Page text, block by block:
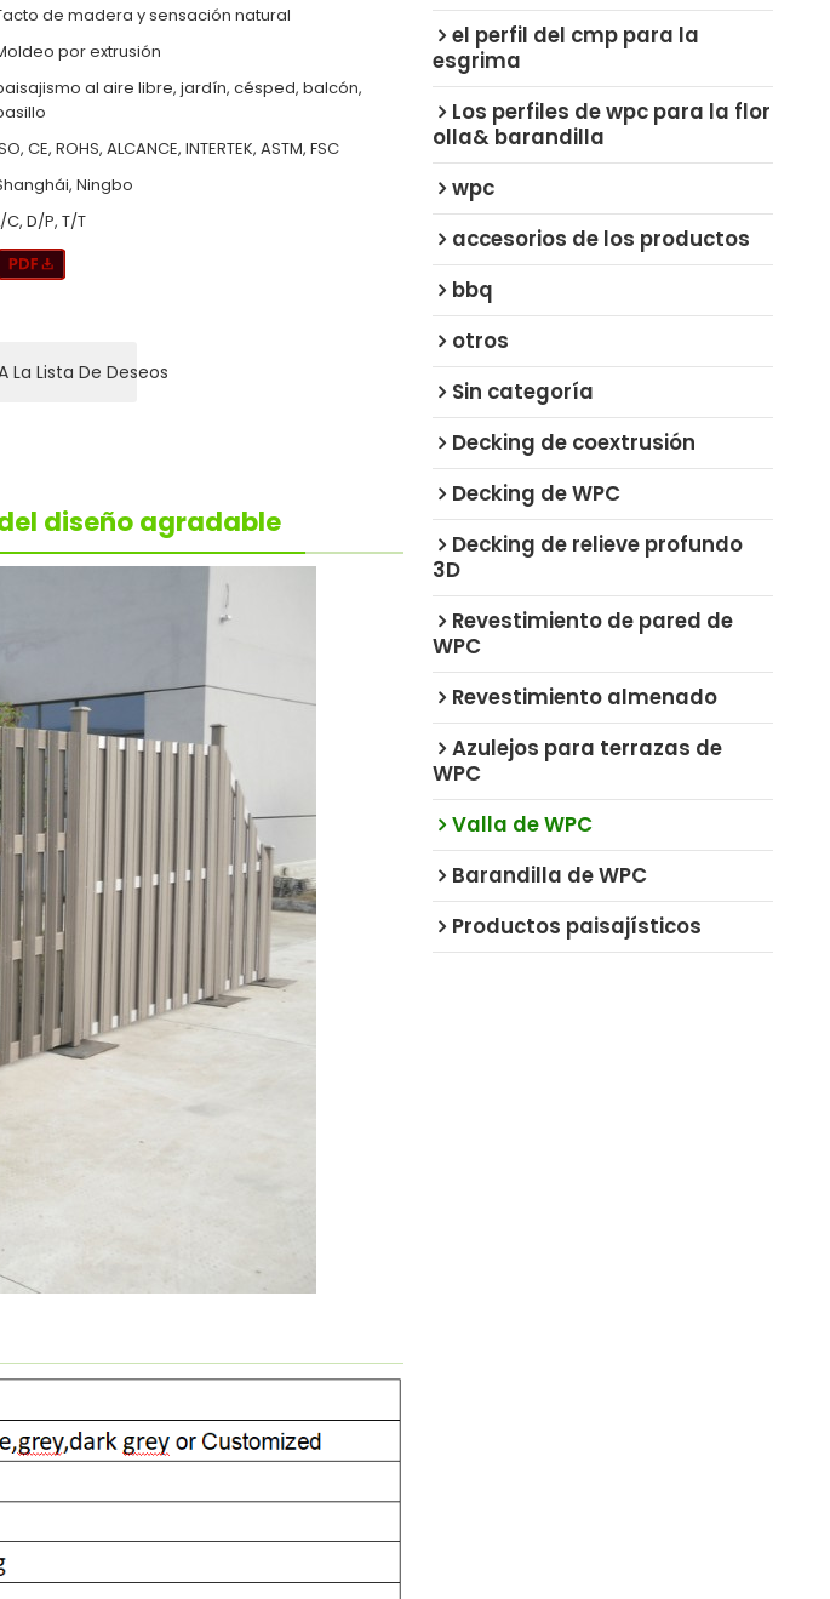
de madera y sensación natural
por extrusión
al aire libre, jardín, césped, balcón,
CE, ROHS, ALCANCE, INTERTEK, ASTM, FSC
Ningbo
C, D/P, T/T
La Lista De Deseos
diseño agradable
el perfil del cmp para la
esgrima
Los perfiles de wpc para la flor
olla& barandilla
wpc
accesorios de los productos
bbq
otros
Sin categoría
Decking de coextrusión
Decking de WPC
Decking de relieve profundo
3D
Revestimiento de pared de
WPC
Revestimiento almenado
Azulejos para terrazas de
WPC
Valla de WPC
Barandilla de WPC
Productos paisajísticos